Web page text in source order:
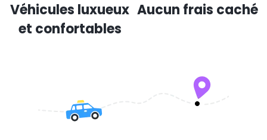
Véhicules luxueux
et confortables
Aucun frais caché